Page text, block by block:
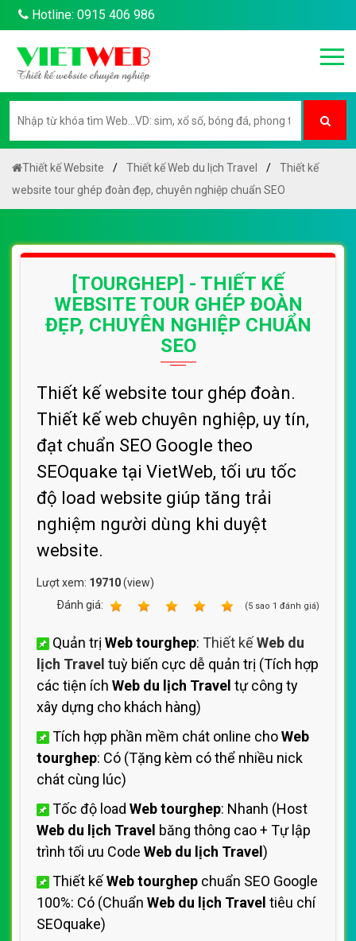
Hotline: 0915 406 986
Thiết kế Website Thiết kế Web du lịch Travel
Thiết kế
website tour ghép đoàn đẹp, chuyên nghiệp chuẩn SEO
[TOURGHEP] - THIẾT KẾ
WEBSITE TOUR GHÉP ĐOÀN
ĐẸP, CHUYÊN NGHIỆP CHUẨN
SEO
Thiết kế website tour ghép đoàn.
Thiết kế web chuyên nghiệp, uy tín,
đạt chuẩn SEO Google theo
SEOquake tại VietWeb, tối ưu tốc
độ load website giúp tăng trải
nghiệm người dùng khi duyệt
website.
Lượt xem: 19710(view)
Ðánh giá:
(5 sao 1 đánh giá)
Quản trị Web tourghep: Thiết kếWeb du
lịch Travel tuỳ biến cực dễ quản trị (Tích hợp
các tiện ích Web du lịch Travel tự công ty
xây dựng cho khách hàng)
Tích hợp phần mềm chát online choWeb
tourghep: Có (Tặng kèm có thể nhiều nick
chát cùng lúc)
Tốc độ load Web tourghep: Nhanh (Host
Web du lịch Travel băng thông cao + Tự lập
trình tối ưu Code Web du lịch Travel )
Thiết kếWeb tourghep chuẩn SEO Google
100%: Có (Chuẩn Web du lịch Travel tiêu chí
SEOquake)